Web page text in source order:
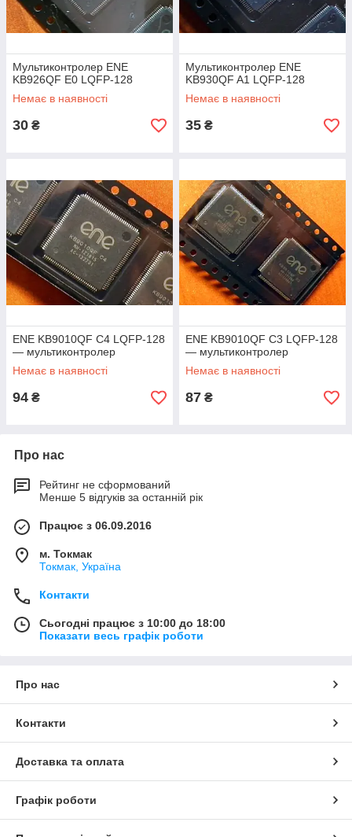
Мультиконтролер ENE
KB926QF E0 LQFP-128
Немає в наявності
30 ₴
Мультиконтролер ENE
KB930QF A1 LQFP-128
Немає в наявності
35 ₴
ENE KB9010QF C4 LQFP-128
— мультиконтролер
Немає в наявності
94 ₴
ENE KB9010QF C3 LQFP-128
— мультиконтролер
Немає в наявності
87 ₴
Про нас
Рейтинг не сформований
Менше 5 відгуків за останній рік
Працює з 06.09.2016
м. Токмак
Токмак, Україна
Контакти
Сьогодні працює з 10:00 до 18:00
Показати весь графік роботи
Про нас
Контакти
Доставка та оплата
Графік роботи